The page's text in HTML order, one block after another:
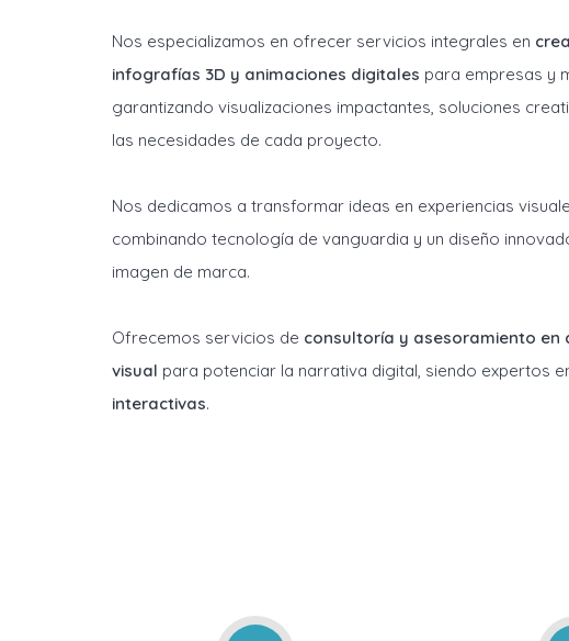
Nos especializamos en ofrecer servicios integrales en
infografías 3D y animaciones digitales para empresas y
garantizando visualizaciones impactantes, soluciones
las necesidades de cada proyecto.
Nos dedicamos a transformar ideas en experiencias
combinando tecnología de vanguardia y un diseño
imagen de marca.
Ofrecemos servicios de consultoría y asesoramiento en
visual para potenciar la narrativa digital, siendo expertos
interactivas.